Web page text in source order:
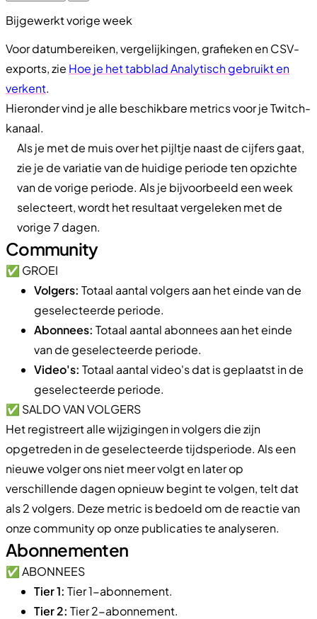
Bijgewerkt vorige week
Voor datumbereiken, vergelijkingen, grafieken en CSV-
exports, zie Hoe je het tabblad Analytisch gebruikt en
verkent.
Hieronder vind je alle beschikbare metrics voor je Twitch-
kanaal.
Als je met de muis over het pijltje naast de cijfers gaat,
zie je de variatie van de huidige periode ten opzichte
van de vorige periode. Als je bijvoorbeeld een week
selecteert, wordt het resultaat vergeleken met de
vorige 7 dagen.
Community
✅ GROEI
Volgers: Totaal aantal volgers aan het einde van de
geselecteerde periode.
Abonnees: Totaal aantal abonnees aan het einde
van de geselecteerde periode.
Video's: Totaal aantal video's dat is geplaatst in de
geselecteerde periode.
✅ SALDO VAN VOLGERS
Het registreert alle wijzigingen in volgers die zijn
opgetreden in de geselecteerde tijdsperiode. Als een
nieuwe volger ons niet meer volgt en later op
verschillende dagen opnieuw begint te volgen, telt dat
als 2 volgers. Deze metric is bedoeld om de reactie van
onze community op onze publicaties te analyseren.
Abonnementen
✅ ABONNEES
Tier 1: Tier 1-abonnement.
Tier 2: Tier 2-abonnement.